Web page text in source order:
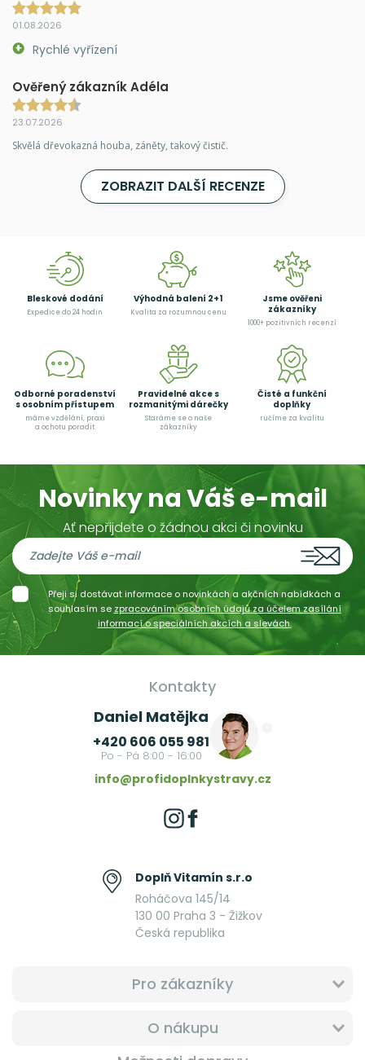
01.08.2026
Rychlé vyřízení
Ověřený zákazník Adéla
23.07.2026
Skvělá dřevokazná houba, záněty, takový čistič.
ZOBRAZIT DALŠÍ RECENZE
Bleskové dodání
Expedice do 24 hodin
Výhodná balení 2+1
Kvalita za rozumnou cenu
Jsme ověřeni
zákazníky
1000+ pozitivních recenzí
Odborné poradenství
s osobním přístupem
máme vzdělání, praxi
a ochotu poradit
Pravidelné akce s
rozmanitými dárečky
Staráme se o naše
zákazníky
Čisté a funkční
doplňky
ručíme za kvalitu
Novinky na Váš e-mail
Ať nepřijdete o žádnou akci či novinku
Přeji si dostávat informace o novinkách a akčních nabídkách a
souhlasím se zpracováním osobních údajů za účelem zasílání
informací o speciálních akcích a slevách.
Kontakty
Daniel Matějka
+420 606 055 981
Po - Pá 8:00 - 16:00
info@profidoplnkystravy.cz
Doplň Vitamín s.r.o
Roháčova 145/14
130 00 Praha 3 - Žižkov
Česká republika
Pro zákazníky
O nákupu